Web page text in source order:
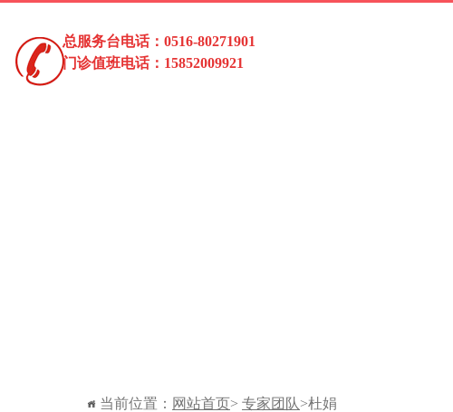
总服务台电话：0516-80271901
门诊值班电话：15852009921
当前位置： 网站首页> 专家团队 >杜娟